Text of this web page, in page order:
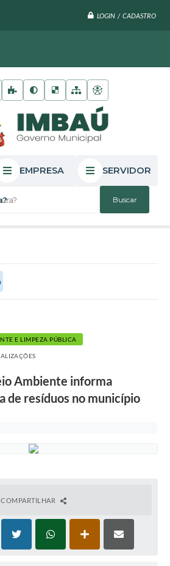
LOGIN / CADASTRO
EMPRESA SERVIDOR
E LIMPEZA PÚBLICA
Ambiente informa
de resíduos no município
COMPARTILHAR